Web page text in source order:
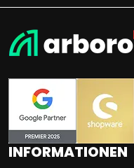
INFORMATIONEN